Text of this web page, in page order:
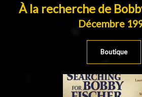
À la recherche de
Décembre
Boutique